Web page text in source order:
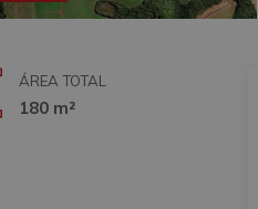
ÁREA TOTAL
180 m²